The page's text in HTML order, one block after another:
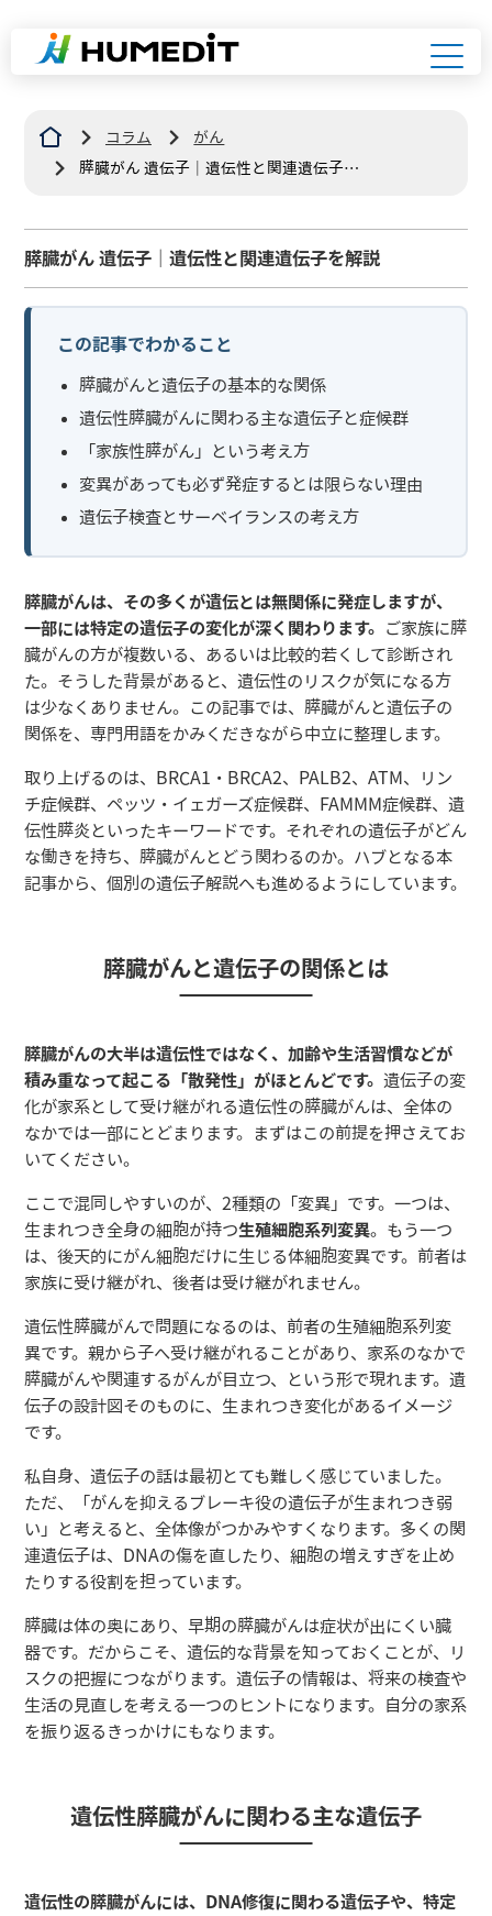
コラム
がん
膵臓がん 遺伝子｜遺伝性と関連遺伝子を
膵臓がん 遺伝子｜遺伝性と関連遺伝子を解説
この記事でわかること
膵臓がんと遺伝子の基本的な関係
遺伝性膵臓がんに関わる主な遺伝子と症候群
「家族性膵がん」という考え方
変異があっても必ず発症するとは限らない理由
遺伝子検査とサーベイランスの考え方
膵臓がんは、その多くが遺伝とは無関係に発症しますが、
一部には特定の遺伝子の変化が深く関わります。 ご家族に膵
臓がんの方が複数いる、あるいは比較的若くして診断され
た。そうした背景があると、遺伝性のリスクが気になる方
は少なくありません。この記事では、膵臓がんと遺伝子の
関係を、専門用語をかみくだきながら中立に整理します。
取り上げるのは、BRCA1・BRCA2、PALB2、ATM、リン
チ症候群、ペッツ・イェガーズ症候群、FAMMM症候群、遺
伝性膵炎といったキーワードです。それぞれの遺伝子がどん
な働きを持ち、膵臓がんとどう関わるのか。ハブとなる本
記事から、個別の遺伝子解説へも進めるようにしています。
膵臓がんと遺伝子の関係とは
膵臓がんの大半は遺伝性ではなく、加齢や生活習慣などが
積み重なって起こる「散発性」がほとんどです。遺伝子の変
化が家系として受け継がれる遺伝性の膵臓がんは、全体の
なかでは一部にとどまります。まずはこの前提を押さえてお
いてください。
ここで混同しやすいのが、2種類の「変異」です。一つは、
生まれつき全身の細胞が持つ生殖細胞系列変異。もう一つ
は、後天的にがん細胞だけに生じる体細胞変異です。前者は
家族に受け継がれ、後者は受け継がれません。
遺伝性膵臓がんで問題になるのは、前者の生殖細胞系列変
異です。親から子へ受け継がれることがあり、家系のなかで
膵臓がんや関連するがんが目立つ、という形で現れます。遺
伝子の設計図そのものに、生まれつき変化があるイメージ
です。
私自身、遺伝子の話は最初とても難しく感じていました。
ただ、「がんを抑えるブレーキ役の遺伝子が生まれつき弱
い」と考えると、全体像がつかみやすくなります。多くの関
連遺伝子は、DNAの傷を直したり、細胞の増えすぎを止め
たりする役割を担っています。
膵臓は体の奥にあり、早期の膵臓がんは症状が出にくい臓
器です。だからこそ、遺伝的な背景を知っておくことが、リ
スクの把握につながります。遺伝子の情報は、将来の検査や
生活の見直しを考える一つのヒントになります。自分の家系
を振り返るきっかけにもなります。
遺伝性膵臓がんに関わる主な遺伝子
遺伝性の膵臓がんには、DNA修復に関わる遺伝子や、特定